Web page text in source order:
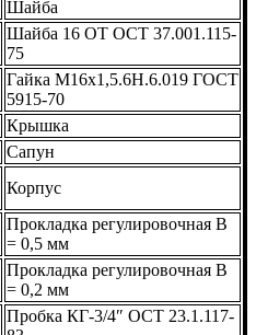
Шайба
Шайба 16 ОТ ОСТ 37.001.115-
75
Гайка М16х1,5.6Н.6.019 ГОСТ
5915-70
Крышка
Сапун
Корпус
Прокладка регулировочная В
= 0,5 мм
Прокладка регулировочная В
= 0,2 мм
Пробка КГ-3/4″ ОСТ 23.1.117-